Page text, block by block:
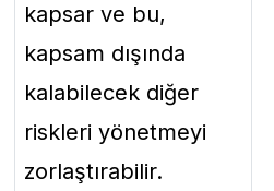
kapsar ve bu,
kapsam dışında
kalabilecek diğer
riskleri yönetmeyi
zorlaştırabilir.